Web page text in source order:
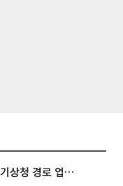
태풍 '돌핀' 오키나와 접근…일본기상청 경로 업데이트